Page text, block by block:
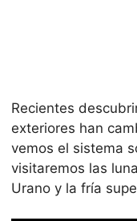
Recientes
exteriores han
vemos el sistema
visitaremos las
Urano y la fría